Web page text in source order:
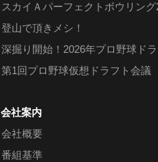
スカイＡパーフェクトボウリン
登山で頂きメシ！
深掘り開始！2026年プロ野球ド
第1回プロ野球仮想ドラフト会議
会社案内
会社概要
番組基準